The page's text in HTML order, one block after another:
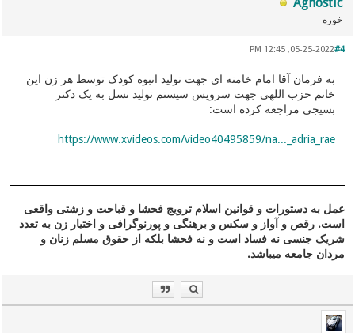
خوره
#4
05-25-2022, 12:45 PM
به فرمان آقا امام خامنه ای جهت تولید انبوه کودک توسط هر زن این
خانم حزب اللهی جهت سرویس سیستم تولید نسل به یک دکتر
بسیجی مراجعه کرده است:
https://www.xvideos.com/video40495859/na..._adria_rae
عمل به دستورات و قوانین اسلام ترویج فحشا و قباحت و زشتی واقعی
است. رقص و آواز و سکس و برهنگی و پورنوگرافی و اختیار زن به تعدد
شریک جنسی نه فساد است و نه فحشا بلکه از حقوق مسلم زنان و
مردان جامعه میباشد.